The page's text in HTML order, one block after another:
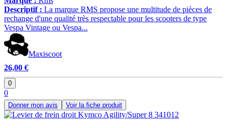
Descriptif : La marque RMS propose une multitude de pièces de
rechange d'une qualité très respectable pour les scooters de type
Vespa Vintage ou Vespa...
Maxiscoot
26,00 €
0
0
Donner mon avis Voir la fiche produit